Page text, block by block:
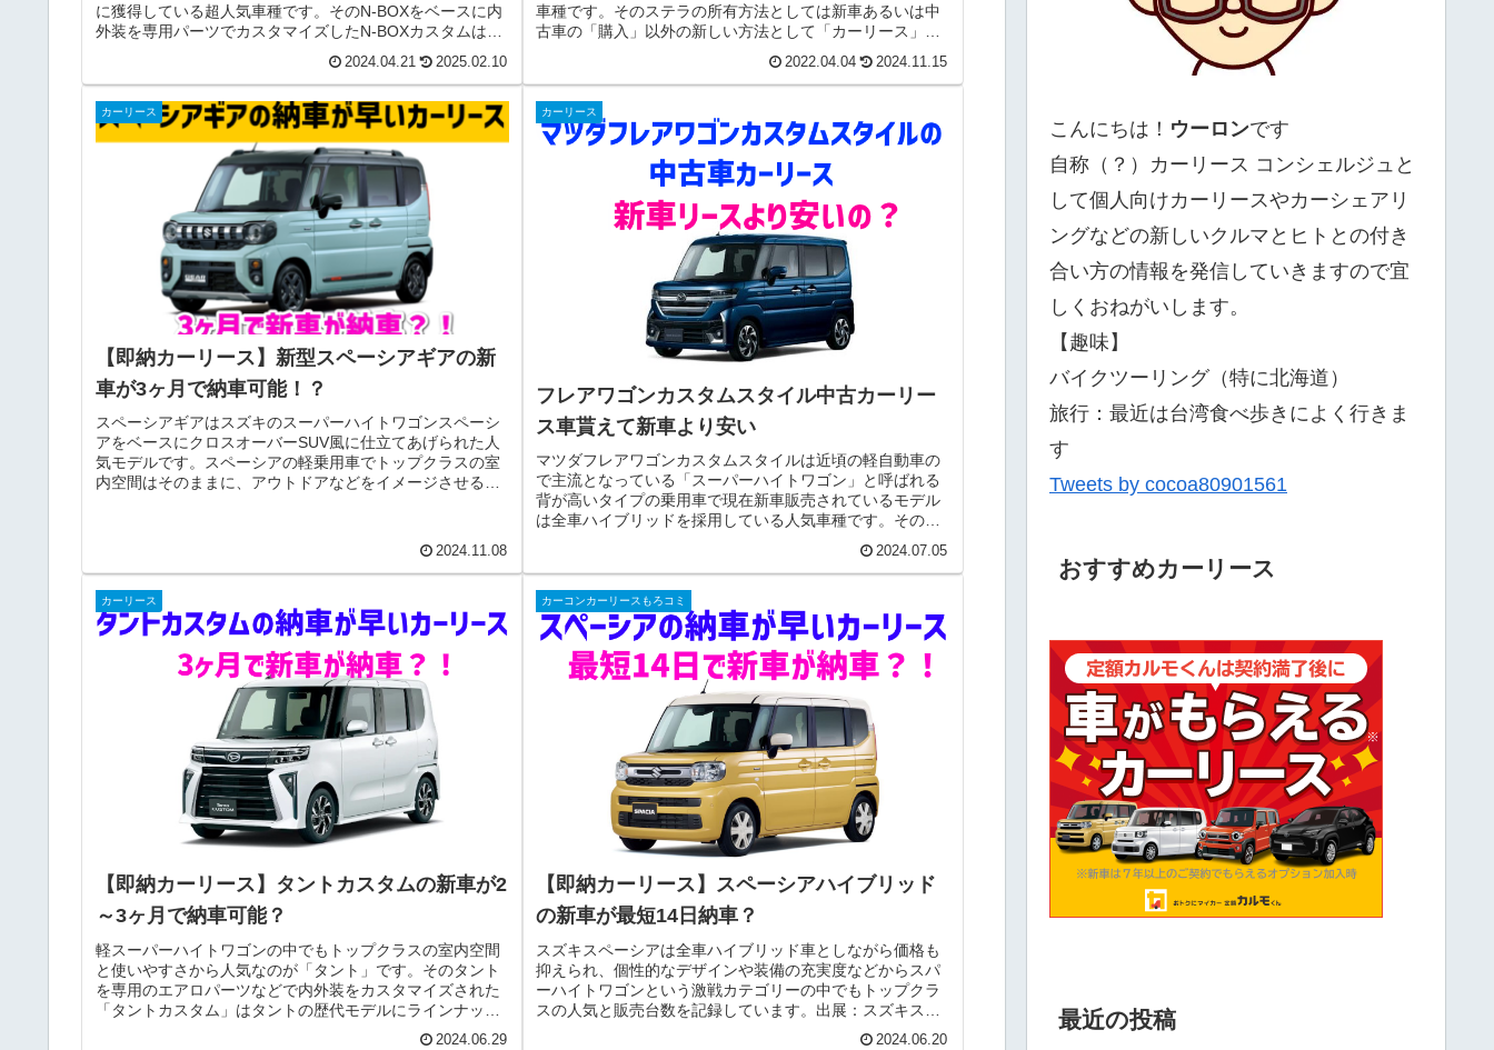
に獲得している超人気車種です。そのN-BOXをベースに内
外装を専用パーツでカスタマイズしたN-BOXカスタムはメ
2024.04.21 2025.02.10
車種です。そのステラの所有方法としては新車あるいは中
古車の「購入」以外の新しい方法として「カーリース」が
2022.04.04 2024.11.15
カーリース
【即納カーリース】新型スペーシアギアの新
車が3ヶ月で納車可能！？
スペーシアギアはスズキのスーパーハイトワゴンスペーシ
アをベースにクロスオーバーSUV風に仕立てあげられた人
気モデルです。スペーシアの軽乗用車でトップクラスの室
内空間はそのままに、アウトドアなどをイメージさせるア
2024.11.08
カーリース
フレアワゴンカスタムスタイル中古カーリー
ス車貰えて新車より安い
マツダフレアワゴンカスタムスタイルは近頃の軽自動車の
で主流となっている「スーパーハイトワゴン」と呼ばれる
背が高いタイプの乗用車で現在新車販売されているモデル
は全車ハイブリッドを採用している人気車種です。そのマ
2024.07.05
カーリース
【即納カーリース】タントカスタムの新車が2
～3ヶ月で納車可能？
軽スーパーハイトワゴンの中でもトップクラスの室内空間
と使いやすさから人気なのが「タント」です。そのタント
を専用のエアロパーツなどで内外装をカスタマイズされた
「タントカスタム」はタントの歴代モデルにラインナップ
2024.06.29
カーコンカーリースもろコミ
【即納カーリース】スペーシアハイブリッド
の新車が最短14日納車？
スズキスペーシアは全車ハイブリッド車としながら価格も
抑えられ、個性的なデザインや装備の充実度などからスパ
ーハイトワゴンという激戦カテゴリーの中でもトップクラ
スの人気と販売台数を記録しています。出展：スズキスペ
2024.06.20
こんにちは！ ウーロンです
自称（？）カーリース コンシェルジュと
して個人向けカーリースやカーシェアリ
ングなどの新しいクルマとヒトとの付き
合い方の情報を発信していきますので宜
しくおねがいします。
【趣味】
バイクツーリング（特に北海道）
旅行：最近は台湾食べ歩きによく行きま
す
Tweets by cocoa80901561
おすすめカーリース
最近の投稿